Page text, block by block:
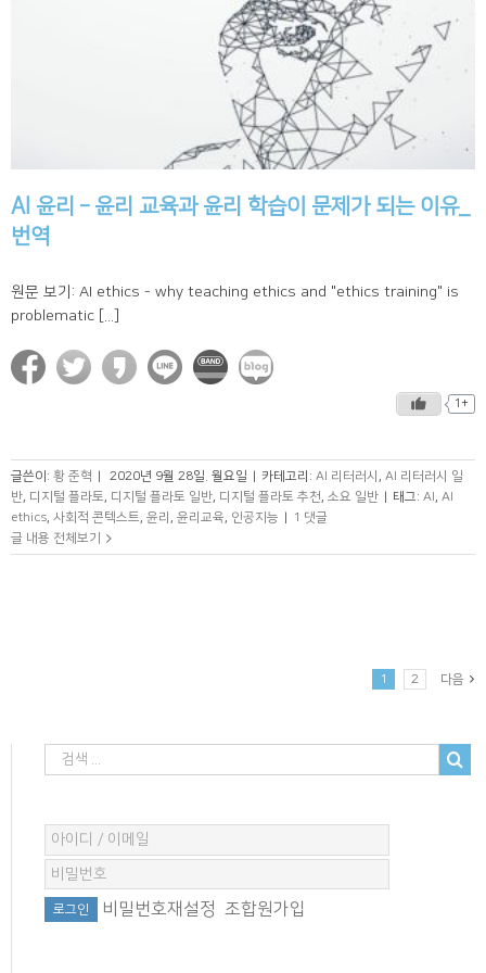
AI 윤리 – 윤리 교육과 윤리 학습이 문제가 되는 이유_
번역
원문 보기: AI ethics - why teaching ethics and "ethics training" is
problematic [...]
1+
글쓴이: 황 준혁 | 2020년 9월 28일. 월요일 | 카테고리: AI 리터러시 , AI 리터러시 일
반, 디지털 플라토, 디지털 플라토 일반, 디지털 플라토 추천, 소요 일반 | 태그: AI, AI
ethics, 사회적 콘텍스트, 윤리 , 윤리교육, 인공지능 |
1 댓글
글 내용 전체보기
1 2 다음
비밀번호재설정 조합원가입